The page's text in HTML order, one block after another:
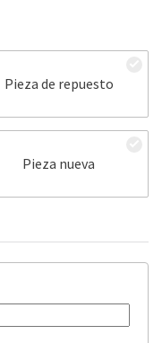
Pieza de repuesto
Pieza nueva